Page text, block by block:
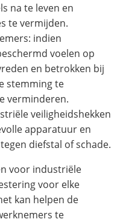
na te leven en
te vermijden.
indien
voelen op
en betrokken bij
stemming te
verminderen.
veiligheidshekken
apparatuur en
diefstal of schade.
voor industriële
voor elke
kan helpen de
te